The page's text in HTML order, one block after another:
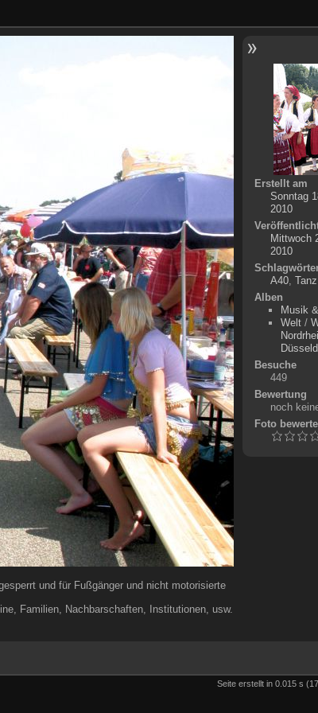
und für Fußgänger und nicht motorisierte
Familien, Nachbarschaften, Institutionen, usw.
Erstellt am
Sonntag
2010
Mittwoch
2010
A40, Tanz
Alben
Musik
Welt/
Besuche
449
Bewertung
noch
Foto
Seite erstellt in 0.015 s